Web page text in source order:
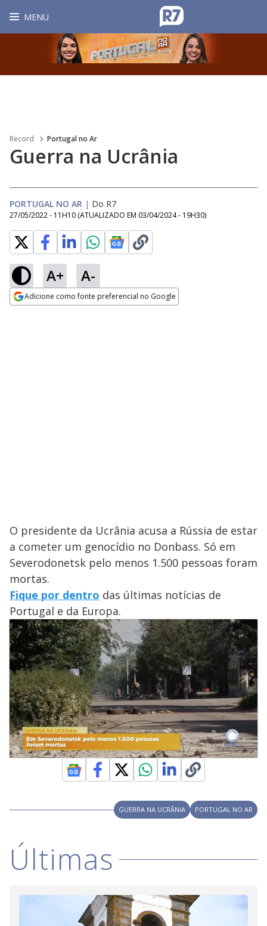
MENU
Record Portugal no Ar
Guerra na Ucrânia
PORTUGAL NO AR | Do R7
27/05/2022 - 11H10 (ATUALIZADO EM 03/04/2024 - 19H30)
A+ A-
Adicione como fonte preferencial no Google
O presidente da Ucrânia acusa a Rússia de estar
a cometer um genocídio no Donbass. Só em
Severodonetsk pelo menos 1.500 pessoas foram
mortas.
Fique por dentro das últimas notícias de
Portugal e da Europa.
GUERRA NA UCRÂNIA PORTUGAL NO AR
Últimas